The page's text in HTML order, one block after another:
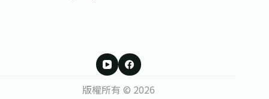
版權所有 © 2026